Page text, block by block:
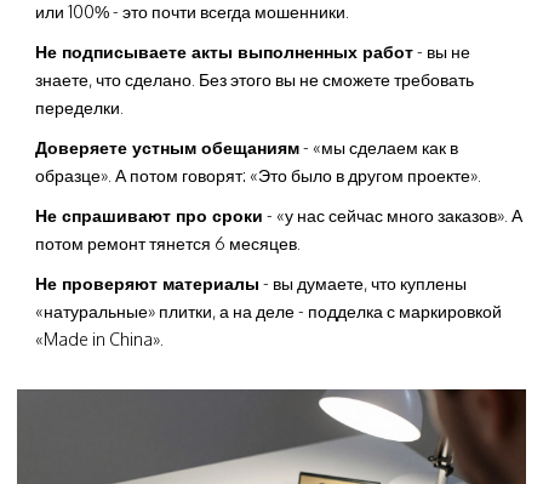
или 100% - это почти всегда мошенники.
Не подписываете акты выполненных работ- вы не
знаете, что сделано. Без этого вы не сможете требовать
переделки.
Доверяете устным обещаниям- «мы сделаем как в
образце». А потом говорят: «Это было в другом проекте».
Не спрашивают про сроки - «у нас сейчас много заказов». А
потом ремонт тянется 6 месяцев.
Не проверяют материалы - вы думаете, что куплены
«натуральные» плитки, а на деле - подделка с маркировкой
«Made in China».